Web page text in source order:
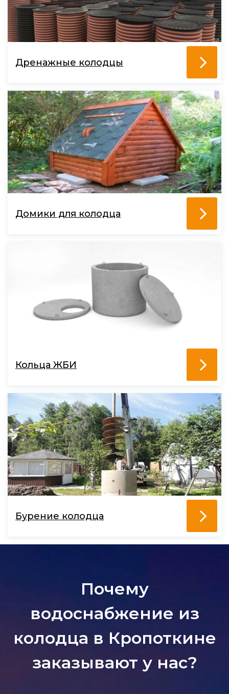
Дренажные колодцы
Домики для колодца
Кольца ЖБИ
Бурение колодца
Почему
водоснабжение из
колодца в Кропоткине
заказывают у нас?